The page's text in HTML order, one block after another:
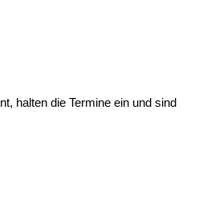
halten die Termine ein und sind